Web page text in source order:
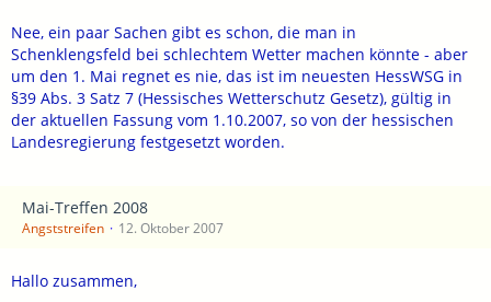
Nee, ein paar Sachen gibt es schon, die man in
Schenklengsfeld bei schlechtem Wetter machen könnte - aber
um den 1. Mai regnet es nie, das ist im neuesten HessWSG in
§39 Abs. 3 Satz 7 (Hessisches Wetterschutz Gesetz), gültig in
der aktuellen Fassung vom 1.10.2007, so von der hessischen
Landesregierung festgesetzt worden.
Mai-Treffen 2008
Angststreifen 12. Oktober 2007
Hallo zusammen,